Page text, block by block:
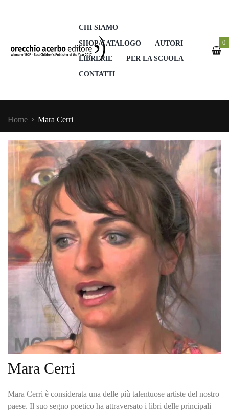
CHI SIAMO
SHOP/CATALOGO
AUTORI
LIBRERIE
PER LA SCUOLA
CONTATTI
0
Home Mara Cerri
Mara Cerri
Mara Cerri è considerata una delle più talentuose artiste del nostro
paese. Il suo segno poetico ha attraversato i libri delle principali